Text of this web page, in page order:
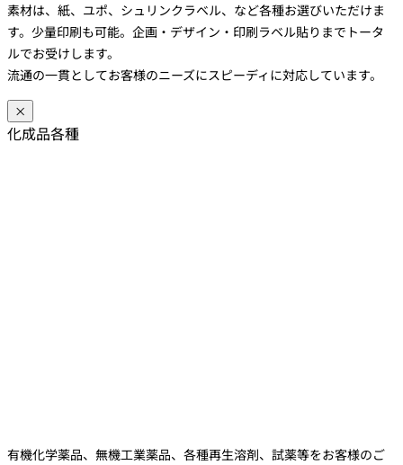
素材は、紙、ユポ、シュリンクラベル、など各種お選びいただけま
す。少量印刷も可能。企画・デザイン・印刷ラベル貼りまでトータ
ルでお受けします。
流通の一貫としてお客様のニーズにスピーディに対応しています。
×
化成品各種
有機化学薬品、無機工業薬品、各種再生溶剤、試薬等をお客様のご